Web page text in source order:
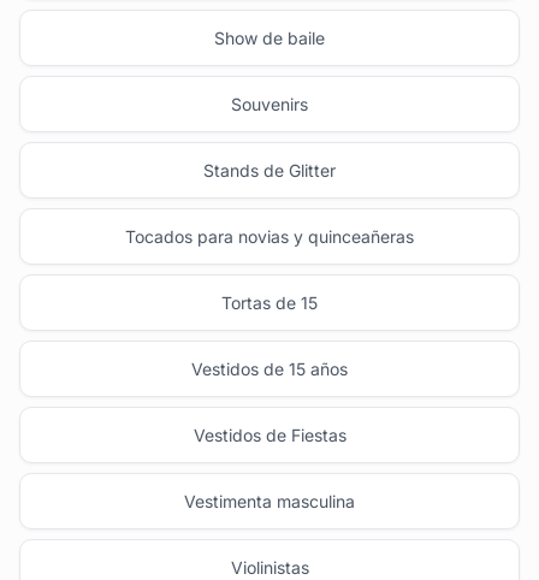
Show de baile
Souvenirs
Stands de Glitter
Tocados para novias y quinceañeras
Tortas de 15
Vestidos de 15 años
Vestidos de Fiestas
Vestimenta masculina
Violinistas